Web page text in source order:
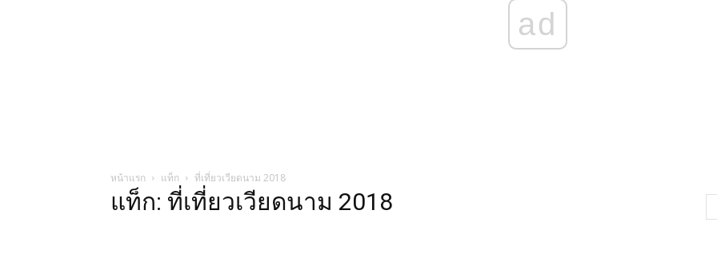
ad
หน้าแรก แท็ก ที่เที่ยวเวียดนาม 2018
แท็ก: ที่เที่ยวเวียดนาม 2018